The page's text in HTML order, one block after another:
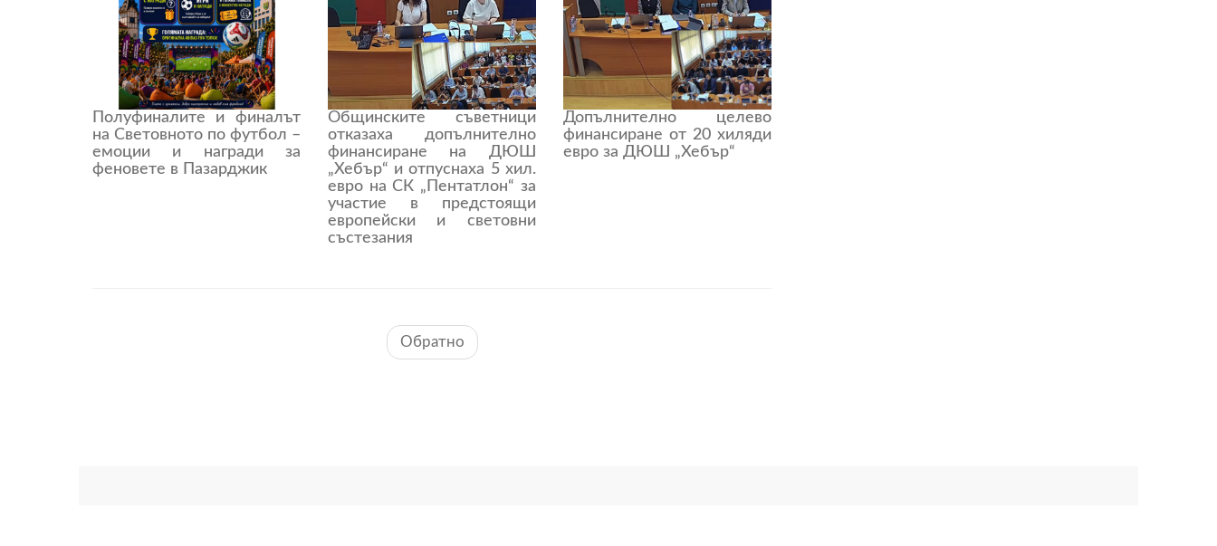
Полуфиналите и финалът
на Световното по футбол –
емоции и награди за
феновете в Пазарджик
Общинските съветници
отказаха допълнително
финансиране на ДЮШ
„Хебър“ и отпуснаха 5 хил.
евро на СК „Пентатлон“ за
участие в предстоящи
европейски и световни
състезания
Допълнително целево
финансиране от 20 хиляди
евро за ДЮШ „Хебър“
Обратно